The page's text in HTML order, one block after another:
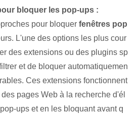
bloquer les pop-ups :
pour bloquer fenêtres pop
L'une des options les plus cour
des extensions ou des plugins sp
et de bloquer automatiquemen
Ces extensions fonctionnent
pages Web à la recherche d'él
ups et en les bloquant avant q